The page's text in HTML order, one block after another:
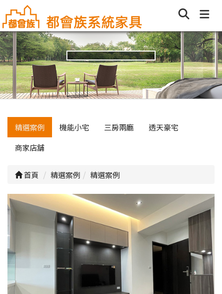
精選案例 機能小宅 三房兩廳
透天豪宅
商家店舖
首頁 精選案例 精選案例